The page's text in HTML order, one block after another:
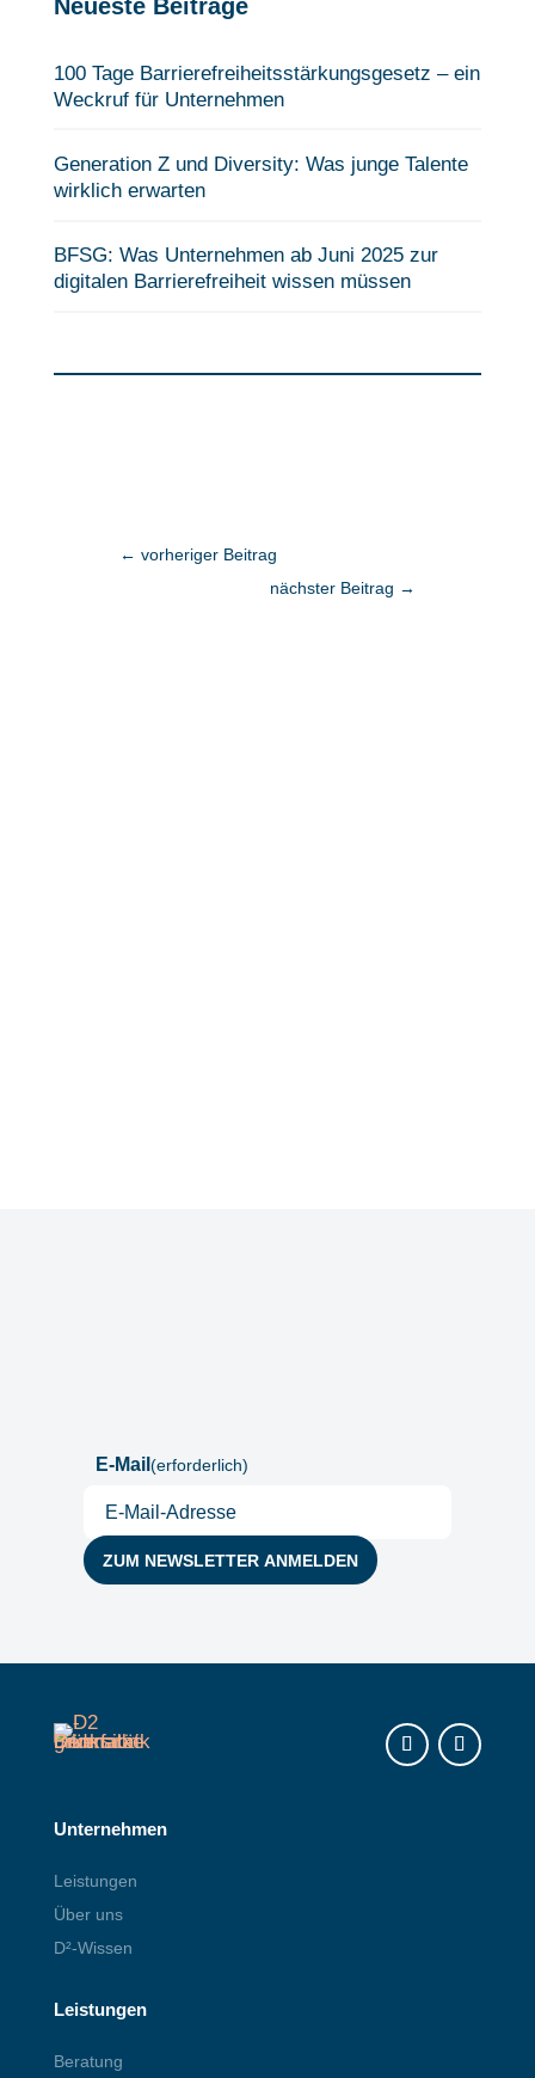
Neueste Beiträge
100 Tage Barrierefreiheits­stärkungsgesetz – ein
Weckruf für Unternehmen
Generation Z und Diversity: Was junge Talente
wirklich erwarten
BFSG: Was Unternehmen ab Juni 2025 zur
digitalen Barrierefreiheit wissen müssen
← vorheriger Beitrag
nächster Beitrag →
E-Mail (erforderlich)
Unternehmen
Leistungen
Über uns
D²-Wissen
Leistungen
Beratung